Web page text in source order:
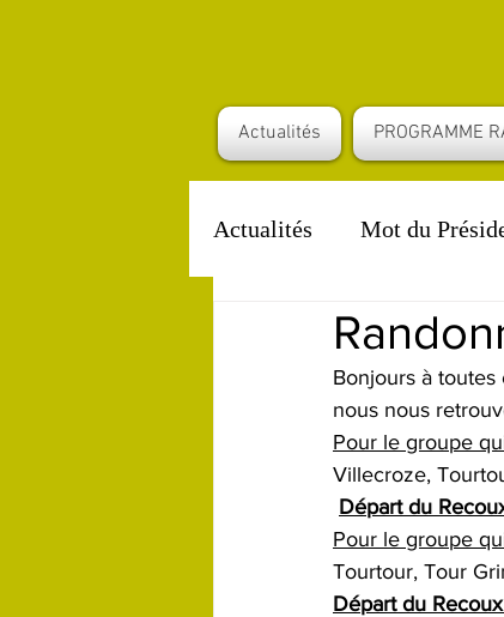
Actualités PROGRAMME
Actualités Mot du
Informations FFR
Bonjours à
nous nous
Pour le groupe
Villecroze,
Départ du
Pour le groupe
Tourtour, Tour
Départ du